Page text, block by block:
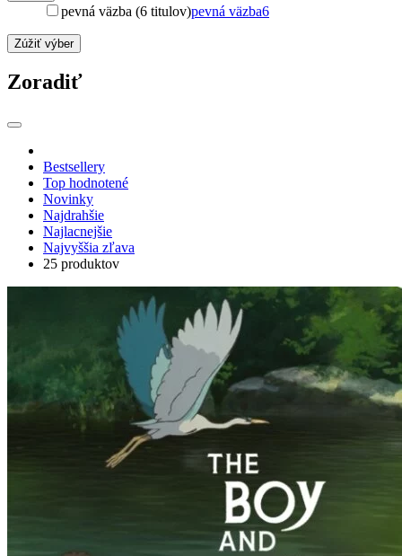
pevná väzba (6 titulov)pevná väzba6
Zúžiť výber
Zoradiť
Bestsellery
Top hodnotené
Novinky
Najdrahšie
Najlacnejšie
Najvyššia zľava
25 produktov